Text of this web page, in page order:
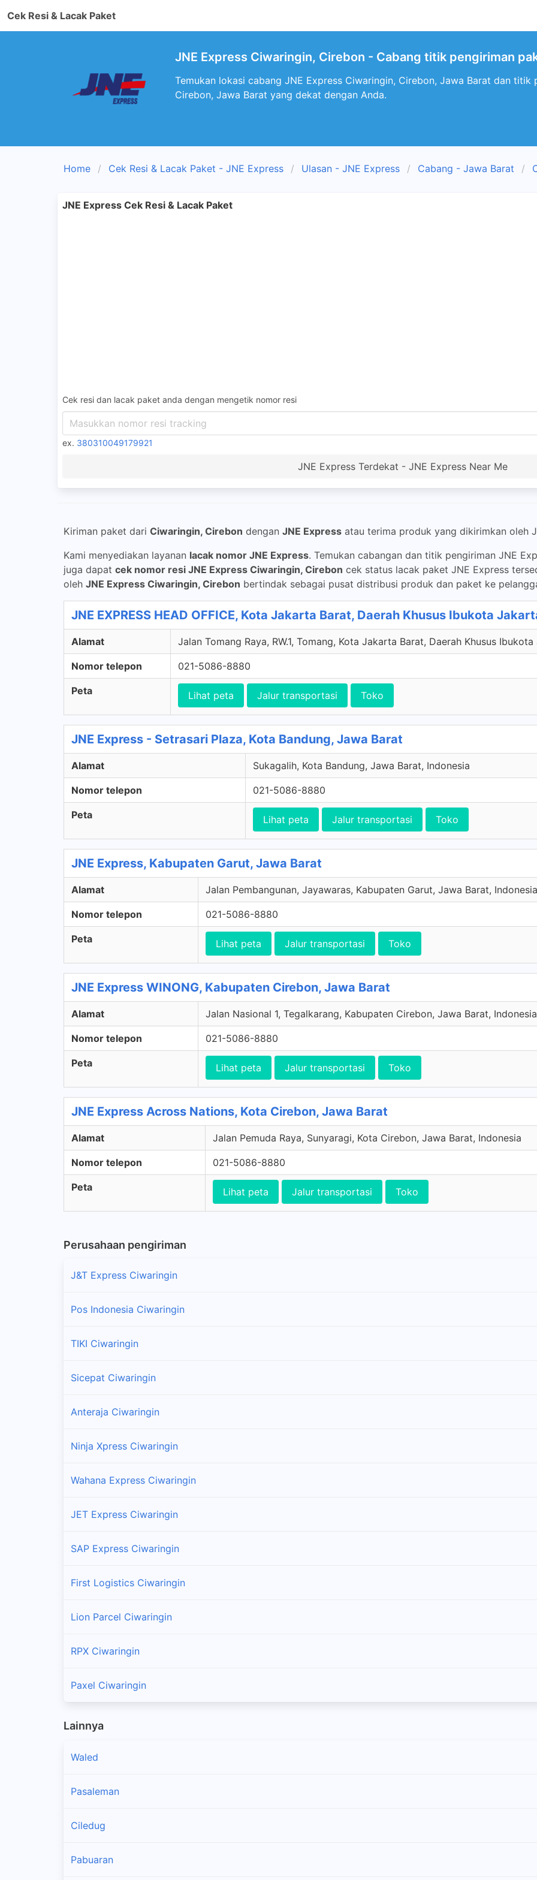
Cek Resi & Lacak Paket
JNE Express Ciwaringin, Cirebon - Cabang titik pengiriman
Temukan lokasi cabang JNE Express Ciwaringin, Cirebon, Jawa Barat dan
Cirebon, Jawa Barat yang dekat dengan Anda.
Home Cek Resi & Lacak Paket - JNE Express Ulasan - JNE Express Cabang - Jawa Barat
JNE Express Cek Resi & Lacak Paket
Cek resi dan lacak paket anda dengan mengetik nomor resi
ex. 380310049179921
JNE Express Terdekat - JNE Express Near Me
Kiriman paket dari Ciwaringin, Cirebon dengan JNE Express atau terima produk yang dikirimkan oleh
Kami menyediakan layanan lacak nomor JNE Express. Temukan cabangan dan titik pengiriman JNE
juga dapat cek nomor resi JNE Express Ciwaringin, Cirebon cek status lacak paket JNE Express
oleh JNE Express Ciwaringin, Cirebon bertindak sebagai pusat distribusi produk dan paket ke
JNE EXPRESS HEAD OFFICE, Kota Jakarta Barat, Daerah Khusus Ibukota
Alamat Jalan Tomang Raya, RW.1, Tomang, Kota Jakarta Barat, Daerah Khusus
Nomor telepon 021-5086-8880
Peta Lihat peta Jalur transportasi Toko
JNE Express - Setrasari Plaza, Kota Bandung, Jawa Barat
Alamat Sukagalih, Kota Bandung, Jawa Barat, Indonesia
Nomor telepon 021-5086-8880
Peta Lihat peta Jalur transportasi Toko
JNE Express, Kabupaten Garut, Jawa Barat
Alamat Jalan Pembangunan, Jayawaras, Kabupaten Garut, Jawa Barat, Indonesia
Nomor telepon 021-5086-8880
Peta Lihat peta Jalur transportasi Toko
JNE Express WINONG, Kabupaten Cirebon, Jawa Barat
Alamat Jalan Nasional 1, Tegalkarang, Kabupaten Cirebon, Jawa Barat, Indonesia
Nomor telepon 021-5086-8880
Peta Lihat peta Jalur transportasi Toko
JNE Express Across Nations, Kota Cirebon, Jawa Barat
Alamat Jalan Pemuda Raya, Sunyaragi, Kota Cirebon, Jawa Barat, Indonesia
Nomor telepon 021-5086-8880
Peta Lihat peta Jalur transportasi Toko
Perusahaan pengiriman
J&T Express Ciwaringin
Pos Indonesia Ciwaringin
TIKI Ciwaringin
Sicepat Ciwaringin
Anteraja Ciwaringin
Ninja Xpress Ciwaringin
Wahana Express Ciwaringin
JET Express Ciwaringin
SAP Express Ciwaringin
First Logistics Ciwaringin
Lion Parcel Ciwaringin
RPX Ciwaringin
Paxel Ciwaringin
Lainnya
Waled
Pasaleman
Ciledug
Pabuaran